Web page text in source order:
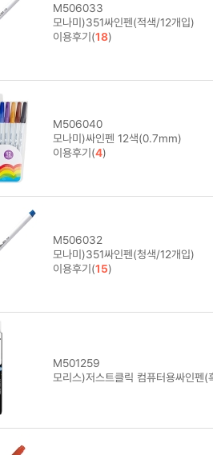
M506033
모나미)351싸인펜(적색/12개입)
이용후기(18)
M506040
모나미)싸인펜 12색(0.7mm)
이용후기(4)
M506032
모나미)351싸인펜(청색/12개입)
이용후기(15)
M501259
모리스)저스트클릭 컴퓨터용싸인펜(